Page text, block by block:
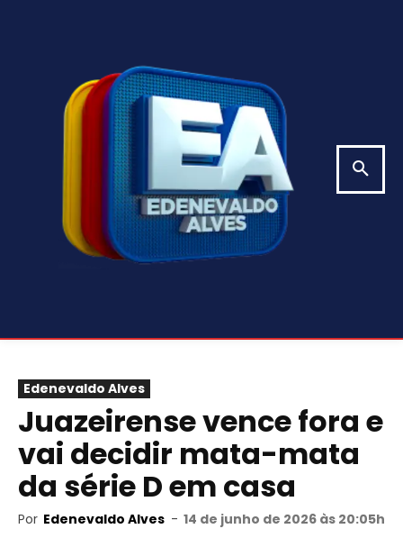
Edenevaldo Alves
Juazeirense vence fora e
vai decidir mata-mata
da série D em casa
Por Edenevaldo Alves - 14 de junho de 2026 às 20:05h